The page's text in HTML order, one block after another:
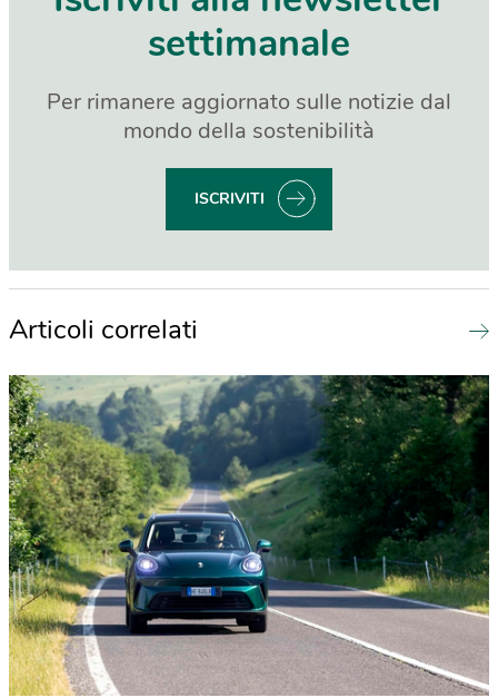
settimanale
Per rimanere aggiornato sulle notizie dal
mondo della sostenibilità
ISCRIVITI
Articoli correlati